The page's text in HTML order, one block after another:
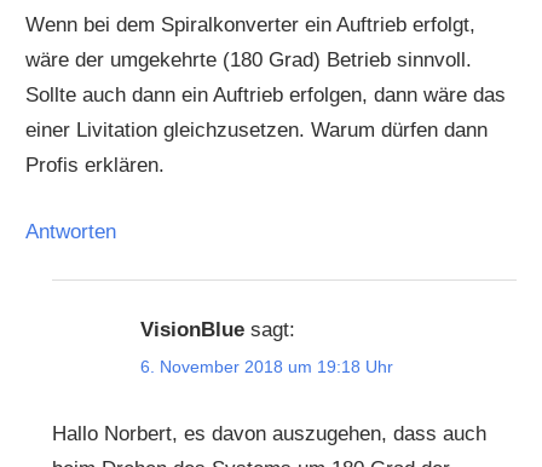
Wenn bei dem Spiralkonverter ein Auftrieb erfolgt,
wäre der umgekehrte (180 Grad) Betrieb sinnvoll.
Sollte auch dann ein Auftrieb erfolgen, dann wäre das
einer Livitation gleichzusetzen. Warum dürfen dann
Profis erklären.
Antworten
VisionBlue sagt:
6. November 2018 um 19:18 Uhr
Hallo Norbert, es davon auszugehen, dass auch